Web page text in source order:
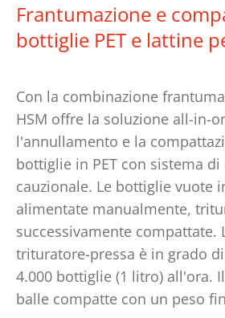
Frantumazione e
bottiglie PET e lattine
Con la combinazione
HSM offre la soluzione all-in-
l'annullamento e la
bottiglie in PET con sistema
cauzionale. Le bottiglie vuote
alimentate manualmente,
successivamente compattate.
trituratore-pressa è in grado
4.000 bottiglie (1 litro) all'ora.
balle compatte con un peso